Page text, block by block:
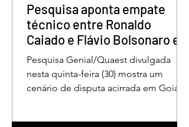
Pesquisa aponta empate
técnico entre Ronaldo
Caiado e Flávio Bolsonaro em
Goiás
Pesquisa Genial/Quaest divulgada
nesta quinta-feira (30) mostra um
cenário de disputa acirrada em Goiás